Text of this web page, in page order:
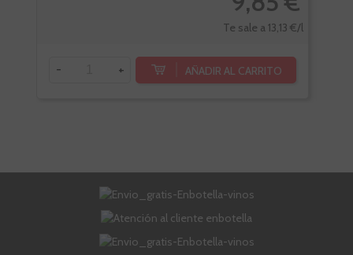
Te sale a 13,13 €/l
- + AÑADIR AL CARRITO